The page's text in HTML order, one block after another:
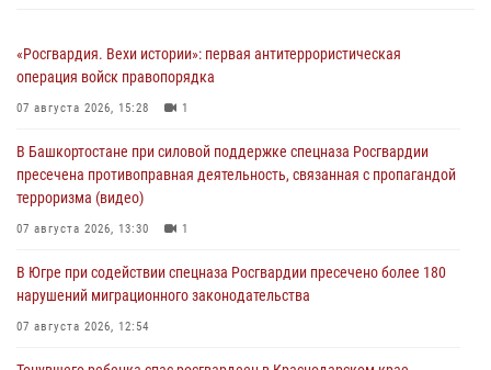
«Росгвардия. Вехи истории»: первая антитеррористическая
операция войск правопорядка
07 августа 2026, 15:28 1
В Башкортостане при силовой поддержке спецназа Росгвардии
пресечена противоправная деятельность, связанная с пропагандой
терроризма (видео)
07 августа 2026, 13:30 1
В Югре при содействии спецназа Росгвардии пресечено более 180
нарушений миграционного законодательства
07 августа 2026, 12:54